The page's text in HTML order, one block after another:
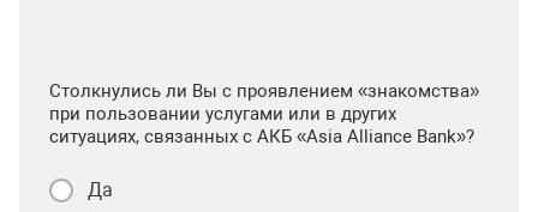
Столкнулись ли Вы с проявлением «знакомства»
при пользовании услугами или в других
ситуациях, связанных с АКБ «Asia Alliance Bank»?
Да